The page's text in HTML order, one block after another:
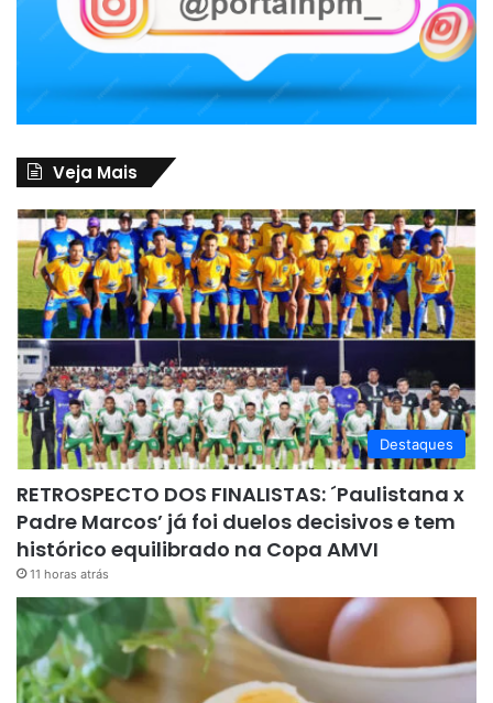
Veja Mais
Destaques
RETROSPECTO DOS FINALISTAS: ´Paulistana x
Padre Marcos’ já foi duelos decisivos e tem
histórico equilibrado na Copa AMVI
11 horas atrás